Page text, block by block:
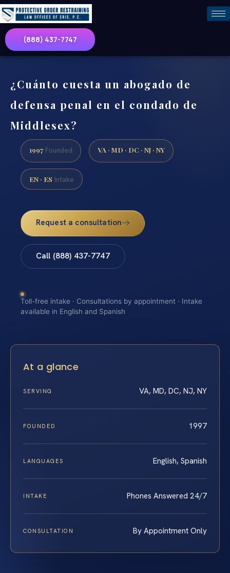
(888) 437-7747
¿Cuánto cuesta un abogado de
defensa penal en el condado de
Middlesex?
1997 Founded VA · MD · DC · NJ · NY
EN · ES Intake
Request a consultation
Call (888) 437-7747
Toll-free intake · Consultations by appointment · Intake
available in English and Spanish
At a glance
SERVING VA, MD, DC, NJ, NY
FOUNDED 1997
LANGUAGES English, Spanish
INTAKE Phones Answered 24/7
CONSULTATION By Appointment Only